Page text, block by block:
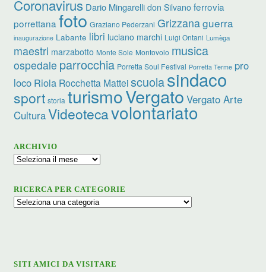
Coronavirus Dario Mingarelli don Silvano ferrovia
porrettana foto Graziano Pederzani Grizzanaguerra
inaugurazione Labante libri luciano marchi Luigi Ontani Lumèga
maestri marzabotto Monte Sole Montovolo musica
ospedale parrocchia Porretta Soul Festival Porretta Terme pro
loco Riola Rocchetta Matteiscuolasindaco
sport storia turismoVergato Vergato Arte
CulturaVideotecavolontariato
ARCHIVIO
Archivio
RICERCA PER CATEGORIE
Ricerca
SITI AMICI DA VISITARE